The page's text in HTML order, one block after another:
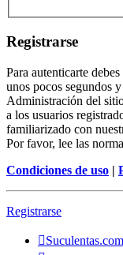
Registrarse
Para autenticarte
unos pocos segundos
Administración del
a los usuarios
familiarizado con
Por favor, lee las
Condiciones de uso |
Registrarse
Suculentas.com